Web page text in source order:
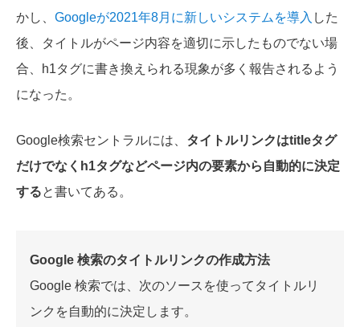
かし、 Googleが2021年8月に新しいシステムを導入 した
後、タイトルがページ内容を適切に示したものでない場
合、h1タグに書き換えられる現象が多く報告されるよう
になった。
Google検索セントラルには、 タイトルリンクはtitleタグ
だけでなくh1タグなどページ内の要素から自動的に決定
すると書いてある。
Google 検索のタイトルリンクの作成方法
Google 検索では、次のソースを使ってタイトルリ
ンクを自動的に決定します。